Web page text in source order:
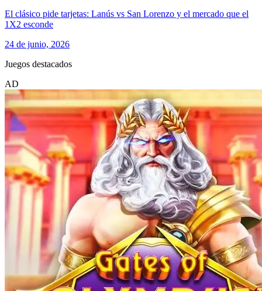
El clásico pide tarjetas: Lanús vs San Lorenzo y el mercado que el
1X2 esconde
24 de junio, 2026
Juegos destacados
AD